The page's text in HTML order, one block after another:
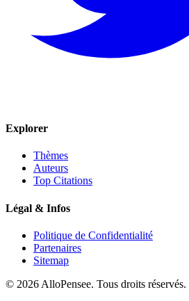
Explorer
Thèmes
Auteurs
Top Citations
Légal & Infos
Politique de Confidentialité
Partenaires
Sitemap
© 2026 AlloPensee. Tous droits réservés.